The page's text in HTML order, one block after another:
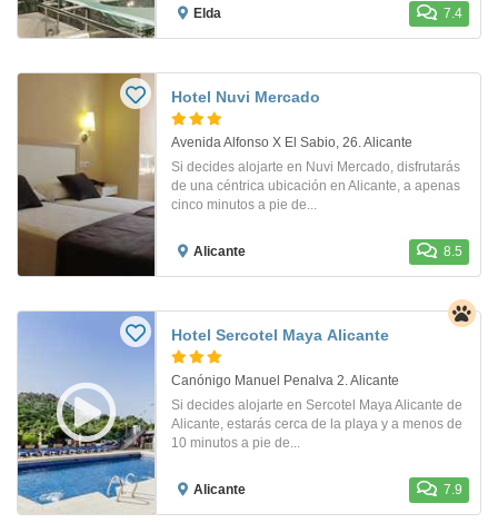
Elda 7.4
Hotel Nuvi Mercado
Avenida Alfonso X El Sabio, 26. Alicante
Si decides alojarte en Nuvi Mercado, disfrutarás
de una céntrica ubicación en Alicante, a apenas
cinco minutos a pie de...
Alicante 8.5
Hotel Sercotel Maya Alicante
Canónigo Manuel Penalva 2. Alicante
Si decides alojarte en Sercotel Maya Alicante de
Alicante, estarás cerca de la playa y a menos de
10 minutos a pie de...
Alicante 7.9